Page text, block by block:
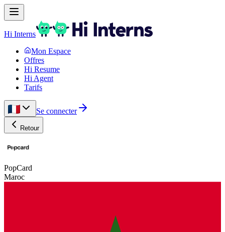
Hi Interns
Mon Espace
Offres
Hi Resume
Hi Agent
Tarifs
Se connecter
Retour
PopCard
Maroc